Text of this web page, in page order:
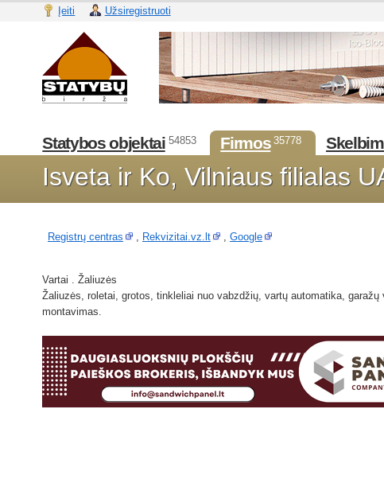
Įeiti Užsiregistruoti
Statybos objektai 54853 Firmos 35778
Isveta ir Ko, Vilniaus filialas
Registrų centras , Rekvizitai.vz.lt , Google
Vartai . Žaliuzės
Žaliuzės, roletai, grotos, tinkleliai nuo vabzdžių, vartų automatika, garažų
montavimas.